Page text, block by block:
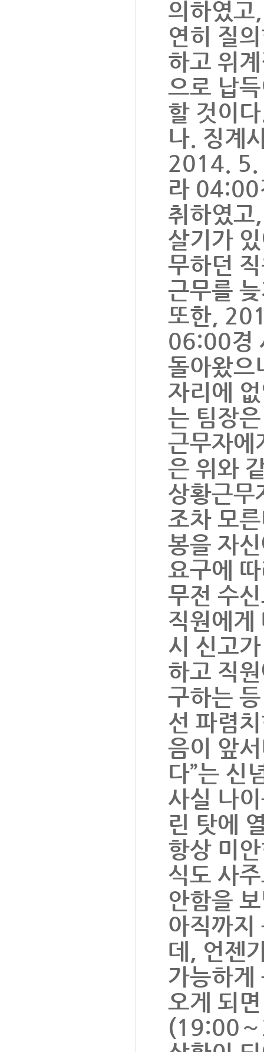
의하였고
연히 질
하고 위
으로 납
할 것이
나. 징계
2014. 5.
라 04:00
취하였고
살기가
무하던
근무를
또한,
06:00경
돌아왔으
자리에
는 팀장
근무자에
은 위와
상황근무
조차 모
봉을 자
요구에
무전 수
직원에게
시 신고
하고 직
구하는
선 파렴
음이 앞
다”는 신
사실 나
린 탓에
항상 미
식도 사
안함을
아직까지
데, 언젠
가능하게
오게 되
(19:00～